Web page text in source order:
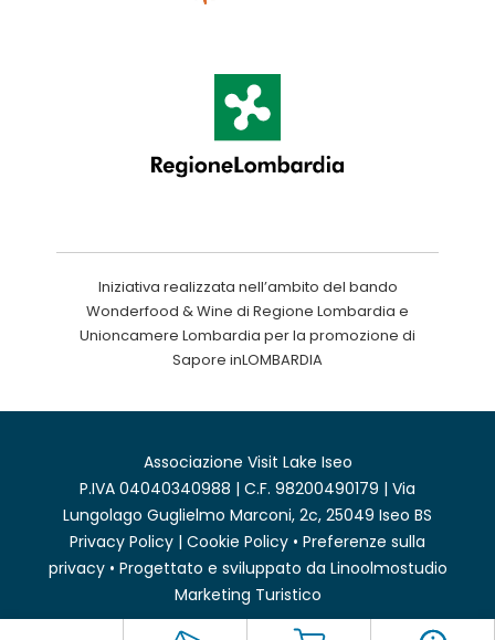
Iniziativa realizzata nell’ambito del bando
Wonderfood & Wine di Regione Lombardia e
Unioncamere Lombardia per la promozione di
Sapore inLOMBARDIA
Associazione Visit Lake Iseo
P.IVA 04040340988 | C.F. 98200490179 | Via
Lungolago Guglielmo Marconi, 2c, 25049 Iseo BS
Privacy Policy | Cookie Policy • Preferenze sulla
privacy• Progettato e sviluppato da Linoolmostudio
Marketing Turistico